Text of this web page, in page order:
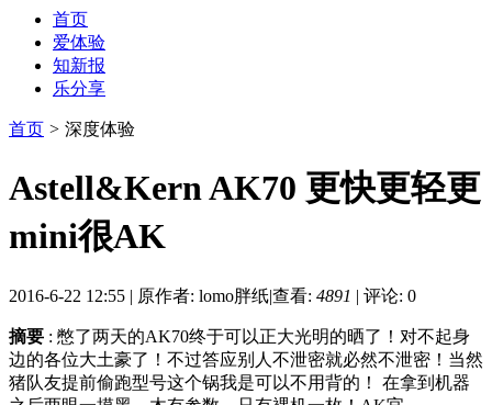
首页
爱体验
知新报
乐分享
首页 > 深度体验
Astell&Kern AK70 更快更轻更
mini很AK
2016-6-22 12:55 | 原作者: lomo胖纸|查看: 4891 | 评论: 0
摘要 : 憋了两天的AK70终于可以正大光明的晒了！对不起身
边的各位大土豪了！不过答应别人不泄密就必然不泄密！当然
猪队友提前偷跑型号这个锅我是可以不用背的！ 在拿到机器